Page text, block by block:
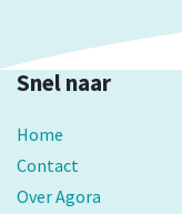
Snel naar
Home
Contact
Over Agora